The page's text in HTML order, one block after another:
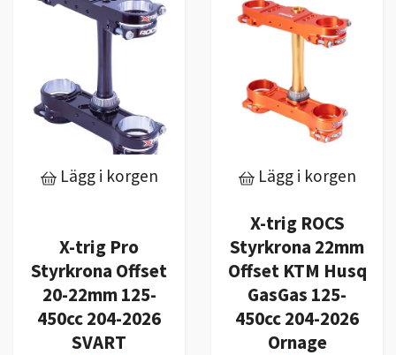
Lägg i korgen
X-trig Pro
Styrkrona Offset
20-22mm 125-
450cc 204-2026
SVART
Lägg i korgen
X-trig ROCS
Styrkrona 22mm
Offset KTM Husq
GasGas 125-
450cc 204-2026
Ornage